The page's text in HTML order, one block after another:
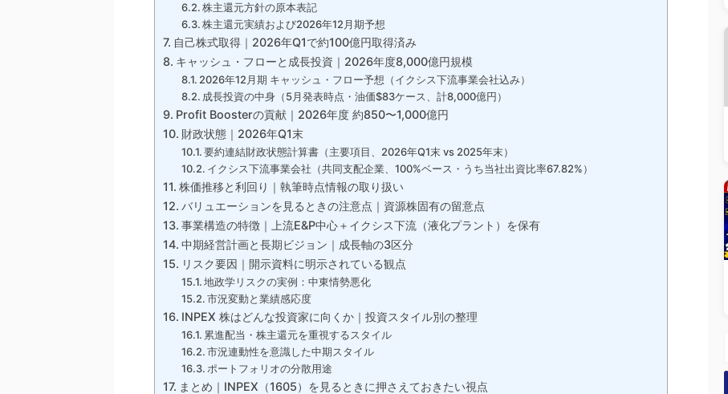
株主還元方針の原本表記
株主還元実績および2026年12月期予想
自己株式取得｜2026年Q1で約100億円取得済み
キャッシュ・フローと成長投資｜2026年度8,000億円規模
2026年12月期 キャッシュ・フロー予想（イクシス下流事業会社込み）
成長投資の中身（5月発表時点・油価$83ケース、計8,000億円）
Profit Boosterの貢献｜2026年度 約850〜1,000億円
財政状態｜2026年Q1末
要約連結財政状態計算書（主要項目、2026年Q1末 vs 2025年末）
イクシス下流事業会社（共同支配企業、100%ベース・うち当社出資比率67.82%）
株価推移と利回り｜執筆時点情報の取り扱い
バリュエーションを見るときの注意点｜資源株固有の留意点
事業構造の特徴｜上流E&P中心＋イクシス下流（液化プラント）を保有
中期経営計画と長期ビジョン｜成長軸の3区分
リスク要因｜開示資料に明示されている観点
地政学リスクの実例：中東情勢悪化
市況変動と業績感応度
INPEX 株はどんな投資家に向くか｜投資スタイル別の整理
累進配当・株主還元を重視するスタイル
市況連動性を意識した中期スタイル
ポートフォリオの分散用途
まとめ｜INPEX（1605）を見るときに押さえておきたい視点